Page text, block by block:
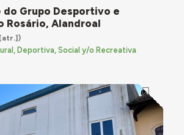
Grupo Desportivo e
Rosário, Alandroal
Deportiva, Social y/o Recreativa